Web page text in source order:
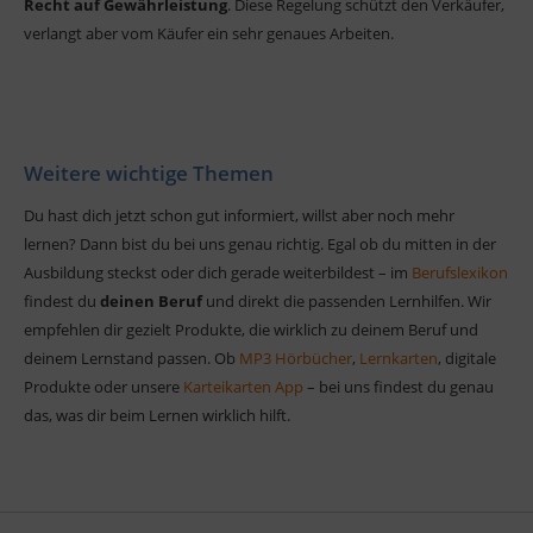
Recht auf Gewährleistung. Diese Regelung schützt den Verkäufer,
verlangt aber vom Käufer ein sehr genaues Arbeiten.
Weitere wichtige Themen
Du hast dich jetzt schon gut informiert, willst aber noch mehr
lernen? Dann bist du bei uns genau richtig. Egal ob du mitten in der
Ausbildung steckst oder dich gerade weiterbildest – im Berufslexikon
findest du deinen Berufund direkt die passenden Lernhilfen. Wir
empfehlen dir gezielt Produkte, die wirklich zu deinem Beruf und
deinem Lernstand passen. Ob MP3 Hörbücher, Lernkarten, digitale
Produkte oder unsere Karteikarten App – bei uns findest du genau
das, was dir beim Lernen wirklich hilft.